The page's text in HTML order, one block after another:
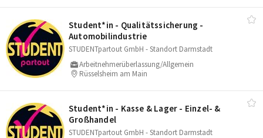
Student*in - Qualitätssicherung -
Automobilindustrie
STUDENTpartout GmbH - Standort Darmstadt
Arbeitnehmerüberlassung/Allgemein
Rüsselsheim am Main
Student*in - Kasse & Lager - Einzel- &
Großhandel
STUDENTpartout GmbH - Standort Darmstadt